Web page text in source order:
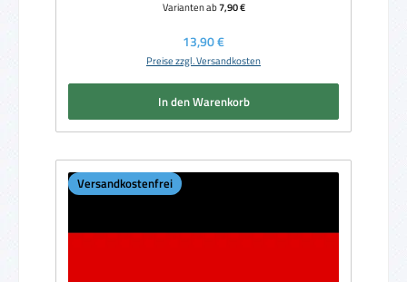
Varianten ab7,90 €
Regulärer Preis:
13,90 €
Preise zzgl. Versandkosten
In den Warenkorb
Versandkostenfrei